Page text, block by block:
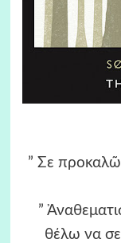
” Σε
”
θέλω να σε